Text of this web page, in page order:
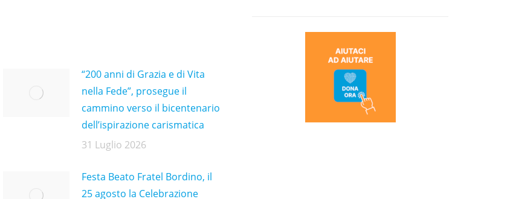
“200 anni di Grazia e di Vita
nella Fede”, prosegue il
cammino verso il bicentenario
dell’ispirazione carismatica
31 Luglio 2026
Festa Beato Fratel Bordino, il
25 agosto la Celebrazione